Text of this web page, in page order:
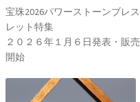
宝珠2026パワーストーンブレス
レット特集
２０２６年１月６日発表・販売
開始